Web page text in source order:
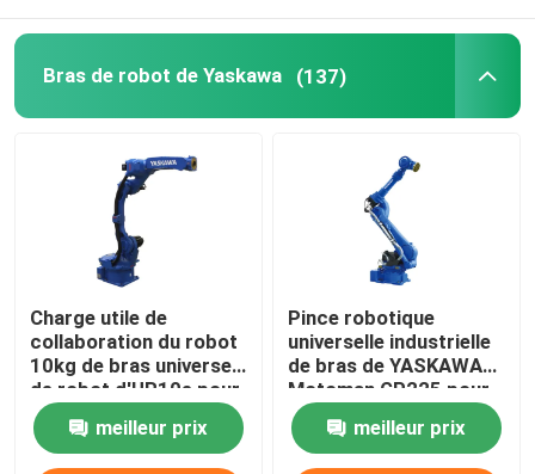
Machine de nettoyage laser portable
Machine de soudure de Fronius
bras de robot industriel
Robot GSK
Robot Kawasaki
Bras de robot de Yaskawa (137)
Charge utile de
collaboration du robot
10kg de bras universel
de robot d'UR10e pour
la palletisation
d'Assembléemeilleur prix
Pince robotique
universelle industrielle
de bras de YASKAWA
Motoman GP225 pour
le robot de
manipulation de
palletisation
meilleur prix